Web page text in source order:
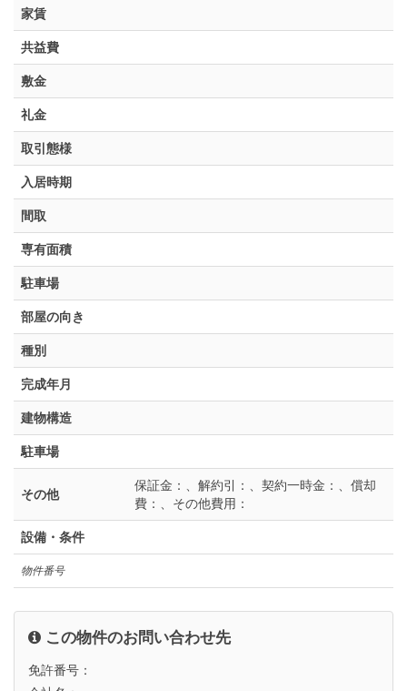
物件番号
家賃
共益費
敷金
礼金
取引態様
入居時期
間取
専有面積
駐車場
部屋の向き
種別
完成年月
建物構造
駐車場
その他
保証金：、解約引：、契約一時金：、償却
費：、その他費用：
設備・条件
この物件のお問い合わせ先
免許番号：